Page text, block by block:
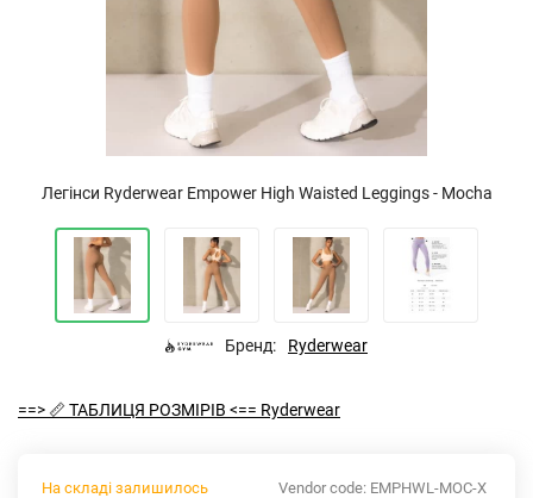
Легінси Ryderwear Empower High Waisted Leggings - Mocha
Бренд: Ryderwear
==> 📏 ТАБЛИЦЯ РОЗМІРІВ <== Ryderwear
Vendor code: EMPHWL-MOC-X
На складі залишилось